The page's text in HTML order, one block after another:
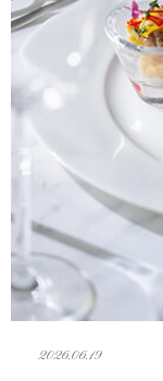
2026.06.19